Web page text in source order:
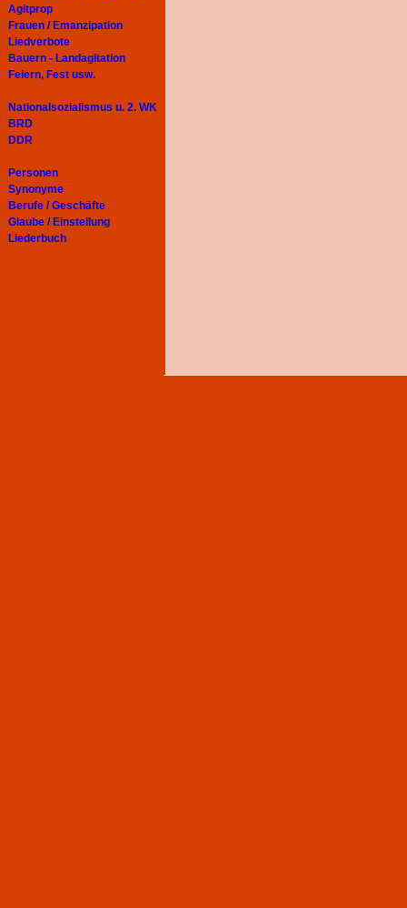
Agitprop
Frauen / Emanzipation
Liedverbote
Bauern - Landagitation
Feiern, Fest usw.
Nationalsozialismus u. 2. WK
BRD
DDR
Personen
Synonyme
Berufe / Geschäfte
Glaube / Einstellung
Liederbuch